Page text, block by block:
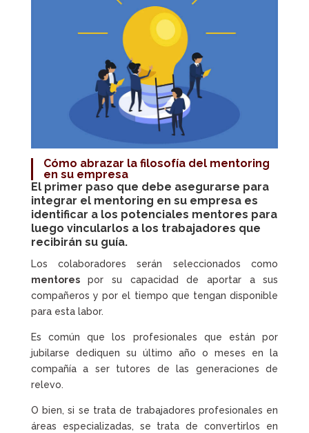
Cómo abrazar la filosofía del mentoring
en su empresa
El primer paso que debe asegurarse para
integrar el mentoring en su empresa es
identificar a los potenciales mentores para
luego vincularlos a los trabajadores que
recibirán su guía.
Los colaboradores serán seleccionados como
mentorespor su capacidad de aportar a sus
compañeros y por el tiempo que tengan disponible
para esta labor.
Es común que los profesionales que están por
jubilarse dediquen su último año o meses en la
compañía a ser tutores de las generaciones de
relevo.
O bien, si se trata de trabajadores profesionales en
áreas especializadas, se trata de convertirlos en